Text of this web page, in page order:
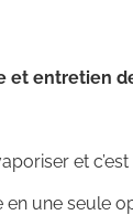
et entretien
et
en une seule